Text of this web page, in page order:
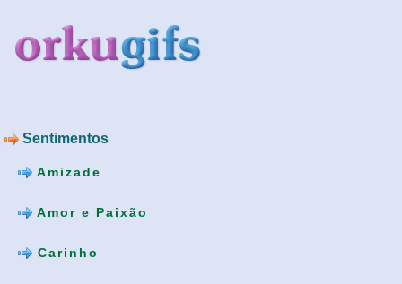
Sentimentos
Amizade
Amor e Paixão
Carinho